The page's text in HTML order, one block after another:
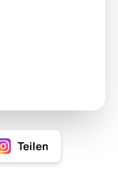
Teilen